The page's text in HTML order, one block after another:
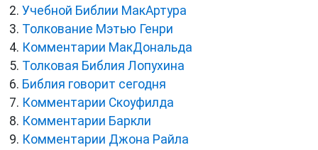
Учебной Библии МакАртура
Толкование Мэтью Генри
Комментарии МакДональда
Толковая Библия Лопухина
Библия говорит сегодня
Комментарии Скоуфилда
Комментарии Баркли
Комментарии Джона Райла